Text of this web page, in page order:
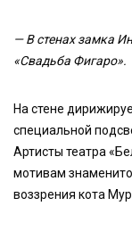
— В стенах замка
«Свадьба Фигаро».
На стене
специальной
Артисты театра
мотивам
воззрения кота